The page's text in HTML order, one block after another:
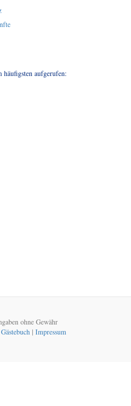
häufigsten aufgerufen:
ohne Gewähr
Gästebuch| Impressum